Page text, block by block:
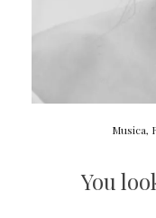
Musica,
You